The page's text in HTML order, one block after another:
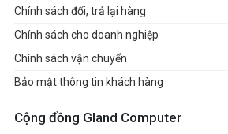
Chính sách đổi, trả lại hàng
Chính sách cho doanh nghiệp
Chính sách vận chuyển
Bảo mật thông tin khách hàng
Cộng đồng Gland Computer